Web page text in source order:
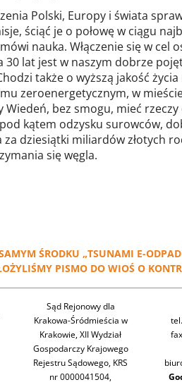
Polski, Europy i świata
ściąć je o połowę w ciągu
nauka. Włączenie się w cel
30 lat jest w naszym dobrze
także o wyższą jakość
zeroenergetycznym, w
Wiedeń, bez smogu, mieć rzeczy
kątem odzysku surowców,
dziesiątki miliardów złotych
się węgla.
ŚRODKU „TSUNAMI E-
PISMO DO WIOŚ O
Sąd Rejonowy dla
Krakowa-Śródmieścia w
Krakowie, XII Wydział
Gospodarczy Krajowego
Rejestru Sądowego, KRS
nr 0000041504,